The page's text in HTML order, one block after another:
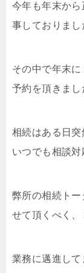
今年も年末か
事しておりまし
その中で年末
予約を頂きまし
相続はある日
いつでも相談対
弊所の相続トー
せて頂くべく、
業務に邁進して